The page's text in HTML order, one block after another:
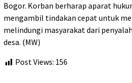
Bogor. Korban berharap aparat
mengambil tindakan cepat untuk
melindungi masyarakat dari
desa. (MW)
Post Views: 156